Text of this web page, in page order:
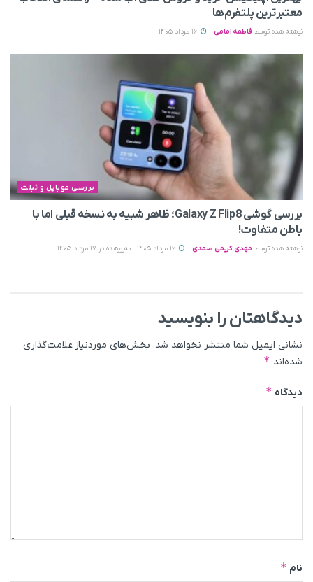
معتبرترین پلتفرم‌ها
نوشته شده توسط فاطمه امامی
بررسی موبایل و تبلت
بررسی گوشی Galaxy Z Flip8؛ ظاهر شبیه به نسخه قبلی اما با
باطن متفاوت!
نوشته شده توسط مهدی کریمی صمدی
دیدگاهتان را بنویسید
نشانی ایمیل شما منتشر نخواهد شد. بخش‌های موردنیاز علامت‌گذاری
شده‌اند *
دیدگاه *
نام *